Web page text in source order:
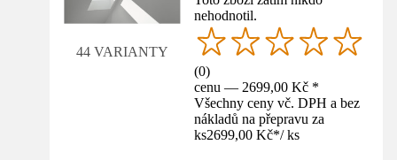
44 VARIANTY
nehodnotil.
(0)
cenu — 2699,00 Kč *
Všechny ceny vč. DPH a bez
nákladů na přepravu za
ks2699,00 Kč*/ ks